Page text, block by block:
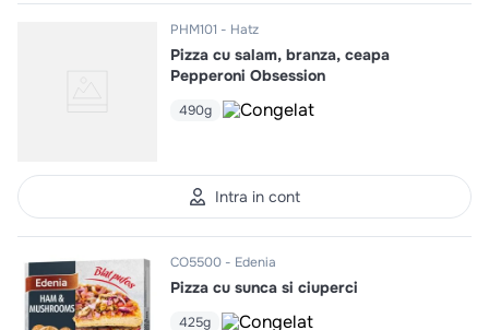
PHM101 Hatz
Pizza cu salam, branza, ceapa
Pepperoni Obsession
490g
Intra in cont
CO5500 Edenia
Pizza cu sunca si ciuperci
425g